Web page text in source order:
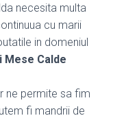
necesita multa
cu marii
in domeniul
Mese Calde
ne permite sa fim
fi mandrii de